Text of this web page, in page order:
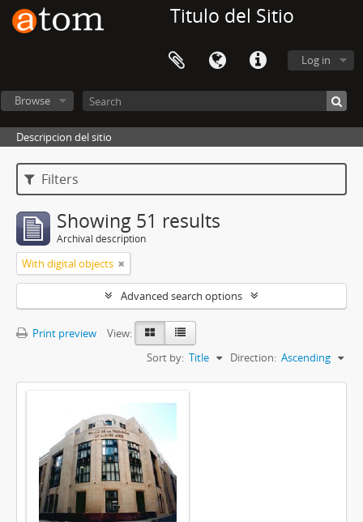
Titulo del Sitio
Log in
Browse
Descripcion del sitio
Filters
Showing 51 results
Archival description
With digital objects
Advanced search options
Print preview
View:
Sort by: Title Direction: Ascending